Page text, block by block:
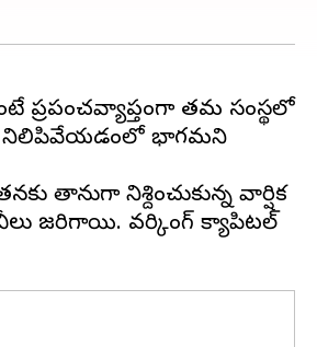
ప్రపంచవ్యాప్తంగా తమ సంస్థలో
నిలిపివేయడంలో భాగమని
నిర్దేశించుకున్న వార్షిక
జరిగాయి. వర్కింగ్ క్యాపిటల్